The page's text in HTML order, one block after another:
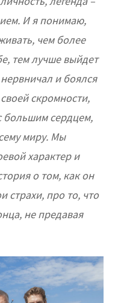
И я понимаю,
чем более
тем лучше выйдет
и боялся
скромности,
большим сердцем,
миру. Мы
характер и
о том, как он
страхи, про то, что
не предавая